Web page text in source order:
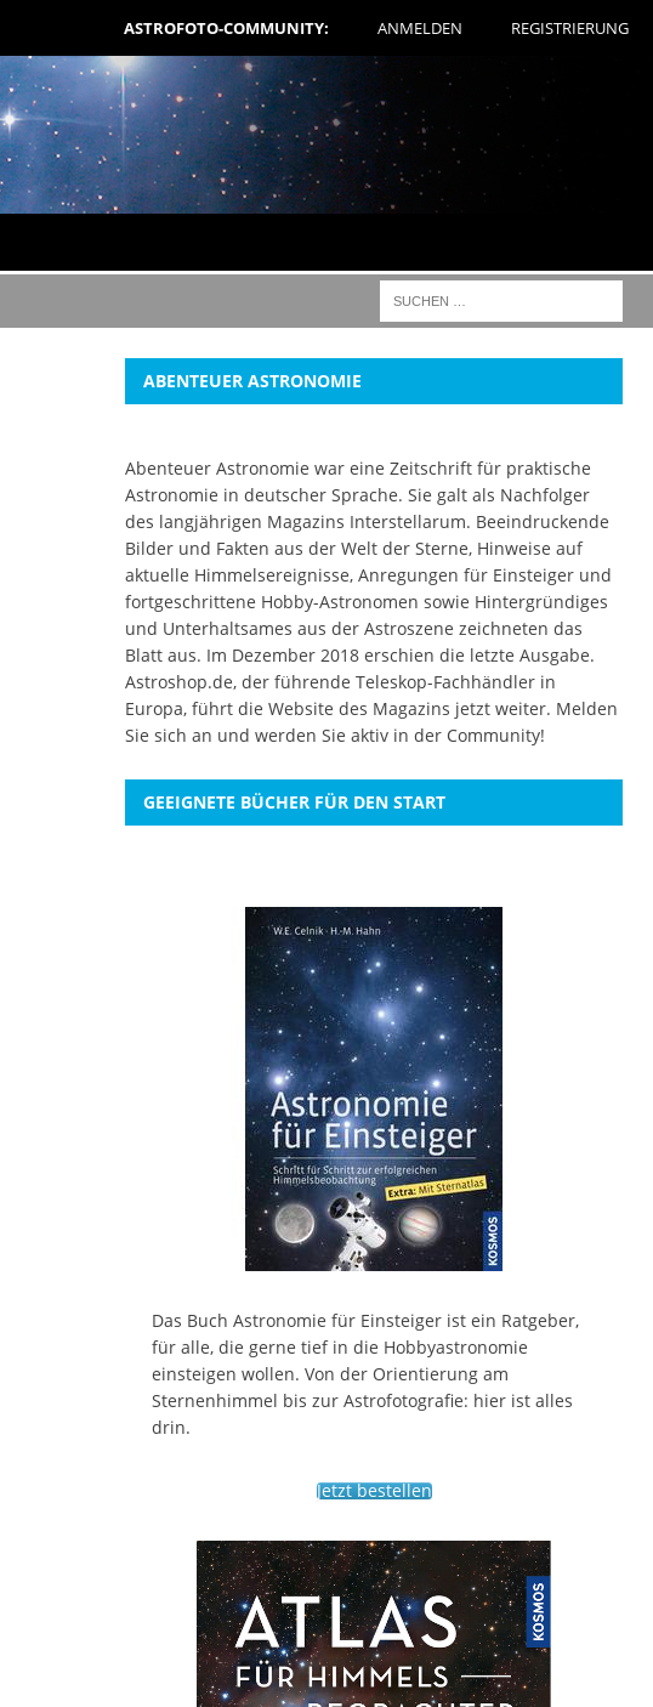
ASTROFOTO-COMMUNITY: ANMELDEN REGISTRIERUNG
ABENTEUER ASTRONOMIE
Abenteuer Astronomie war eine Zeitschrift für praktische
Astronomie in deutscher Sprache. Sie galt als Nachfolger
des langjährigen Magazins Interstellarum. Beeindruckende
Bilder und Fakten aus der Welt der Sterne, Hinweise auf
aktuelle Himmelsereignisse, Anregungen für Einsteiger und
fortgeschrittene Hobby-Astronomen sowie Hintergründiges
und Unterhaltsames aus der Astroszene zeichneten das
Blatt aus. Im Dezember 2018 erschien die letzte Ausgabe.
Astroshop.de, der führende Teleskop-Fachhändler in
Europa, führt die Website des Magazins jetzt weiter. Melden
Sie sich an und werden Sie aktiv in der Community!
GEEIGNETE BÜCHER FÜR DEN START
Das Buch Astronomie für Einsteiger ist ein Ratgeber,
für alle, die gerne tief in die Hobbyastronomie
einsteigen wollen. Von der Orientierung am
Sternenhimmel bis zur Astrofotografie: hier ist alles
drin.
Jetzt bestellen